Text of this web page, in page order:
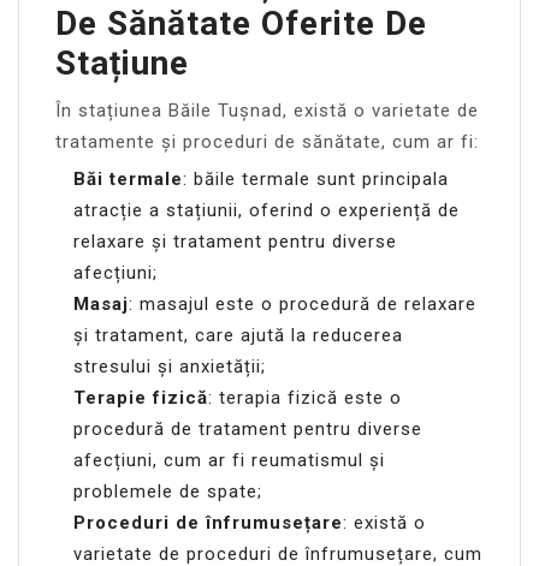
De Sănătate Oferite De
Stațiune
În stațiunea Băile Tușnad, există o varietate de
tratamente și proceduri de sănătate, cum ar fi:
Băi termale: băile termale sunt principala
atracție a stațiunii, oferind o experiență de
relaxare și tratament pentru diverse
afecțiuni;
Masaj: masajul este o procedură de relaxare
și tratament, care ajută la reducerea
stresului și anxietății;
Terapie fizică: terapia fizică este o
procedură de tratament pentru diverse
afecțiuni, cum ar fi reumatismul și
problemele de spate;
Proceduri de înfrumusețare: există o
varietate de proceduri de înfrumusețare, cum